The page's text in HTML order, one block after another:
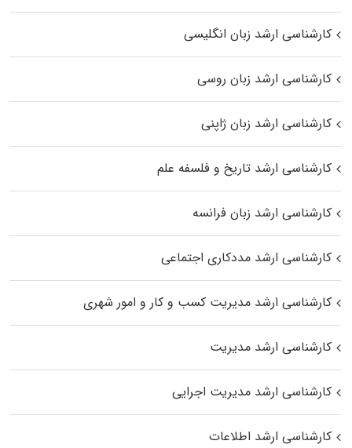
کارشناسی ارشد زبان انگلیسی
کارشناسی ارشد زبان روسی
کارشناسی ارشد زبان ژاپنی
کارشناسی ارشد تاریخ و فلسفه علم
کارشناسی ارشد زبان فرانسه
کارشناسی ارشد مددکاری اجتماعی
کارشناسی ارشد مدیریت کسب و کار و امور شهری
کارشناسی ارشد مدیریت
کارشناسی ارشد مدیریت اجرایی
کارشناسی ارشد اطلاعات